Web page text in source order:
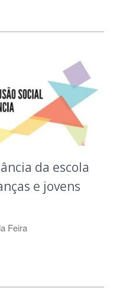
da escola
e jovens
Feira